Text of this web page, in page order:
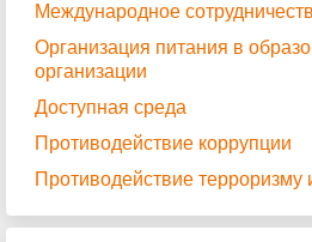
Международное
Организация питания в
организации
Доступная среда
Противодействие коррупции
Противодействие терроризму